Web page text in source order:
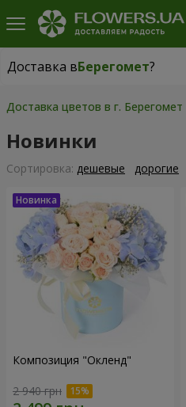
Доставка вБерегомет?
Доставка вБерегомет|
Доставка цветов в г. Берегомет
Новинки
Cортировка: дешевые дорогие
Композиция "Окленд"
2 940 грн